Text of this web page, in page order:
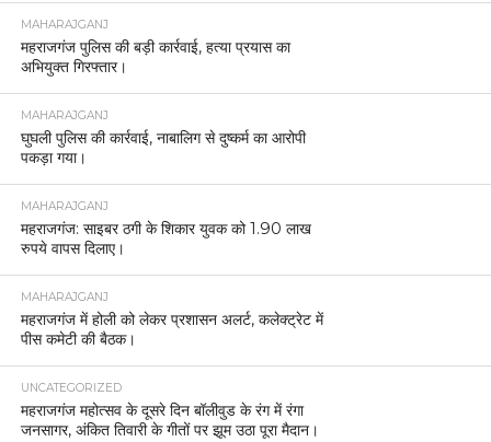
MAHARAJGANJ
महराजगंज पुलिस की बड़ी कार्रवाई, हत्या प्रयास का
अभियुक्त गिरफ्तार।
MAHARAJGANJ
घुघली पुलिस की कार्रवाई, नाबालिग से दुष्कर्म का आरोपी
पकड़ा गया।
MAHARAJGANJ
महराजगंज: साइबर ठगी के शिकार युवक को 1.90 लाख
रुपये वापस दिलाए।
MAHARAJGANJ
महराजगंज में होली को लेकर प्रशासन अलर्ट, कलेक्ट्रेट में
पीस कमेटी की बैठक।
UNCATEGORIZED
महराजगंज महोत्सव के दूसरे दिन बॉलीवुड के रंग में रंगा
जनसागर, अंकित तिवारी के गीतों पर झूम उठा पूरा मैदान।